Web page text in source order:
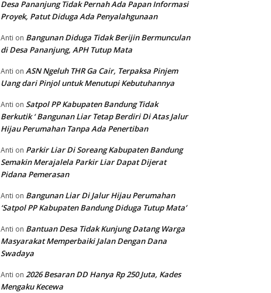
Desa Pananjung Tidak Pernah Ada Papan Informasi
Proyek, Patut Diduga Ada Penyalahgunaan
Anti on Bangunan Diduga Tidak Berijin Bermunculan
di Desa Pananjung, APH Tutup Mata
Anti on ASN Ngeluh THR Ga Cair, Terpaksa Pinjem
Uang dari Pinjol untuk Menutupi Kebutuhannya
Anti on Satpol PP Kabupaten Bandung Tidak
Berkutik ‘ Bangunan Liar Tetap Berdiri Di Atas Jalur
Hijau Perumahan Tanpa Ada Penertiban
Anti on Parkir Liar Di Soreang Kabupaten Bandung
Semakin Merajalela Parkir Liar Dapat Dijerat
Pidana Pemerasan
Anti on Bangunan Liar Di Jalur Hijau Perumahan
‘Satpol PP Kabupaten Bandung Diduga Tutup Mata’
Anti on Bantuan Desa Tidak Kunjung Datang Warga
Masyarakat Memperbaiki Jalan Dengan Dana
Swadaya
Anti on 2026 Besaran DD Hanya Rp 250 Juta, Kades
Mengaku Kecewa